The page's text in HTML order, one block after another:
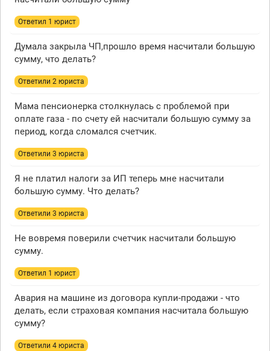
Ответил 1 юрист
Думала закрыла ЧП,прошло время насчитали большую
сумму, что делать?
Ответили 2 юристa
Мама пенсионерка столкнулась с проблемой при
оплате газа - по счету ей насчитали большую сумму за
период, когда сломался счетчик.
Ответили 3 юристa
Я не платил налоги за ИП теперь мне насчитали
большую сумму. Что делать?
Ответили 3 юристa
Не вовремя поверили счетчик насчитали большую
сумму.
Ответил 1 юрист
Авария на машине из договора купли-продажи - что
делать, если страховая компания насчитала большую
сумму?
Ответили 4 юристa